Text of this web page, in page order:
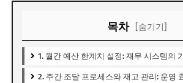
목차 [숨기기]
1. 월간 예산 한계치 설정: 재무 시스템의
2. 주간 조달 프로세스와 재고 관리: 운영